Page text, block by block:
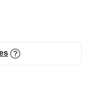
na área de
Vida para jovens.